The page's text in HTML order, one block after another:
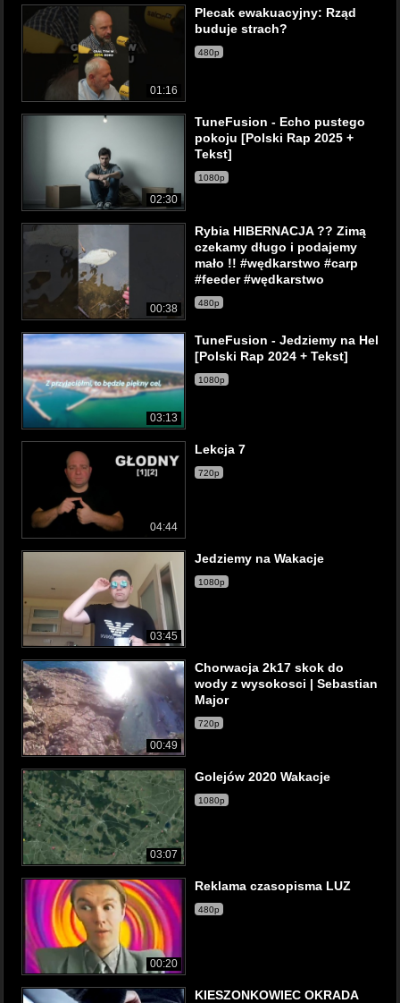
01:16
Plecak ewakuacyjny: Rząd
buduje strach?
480p
02:30
TuneFusion - Echo pustego
pokoju [Polski Rap 2025 +
Tekst]
1080p
00:38
Rybia HIBERNACJA ?? Zimą
czekamy długo i podajemy
mało !! #wędkarstwo #carp
#feeder #wędkarstwo
480p
03:13
TuneFusion - Jedziemy na Hel
[Polski Rap 2024 + Tekst]
1080p
04:44
Lekcja 7
720p
03:45
Jedziemy na Wakacje
1080p
00:49
Chorwacja 2k17 skok do
wody z wysokosci | Sebastian
Major
720p
03:07
Golejów 2020 Wakacje
1080p
00:20
Reklama czasopisma LUZ
480p
KIESZONKOWIEC OKRADA